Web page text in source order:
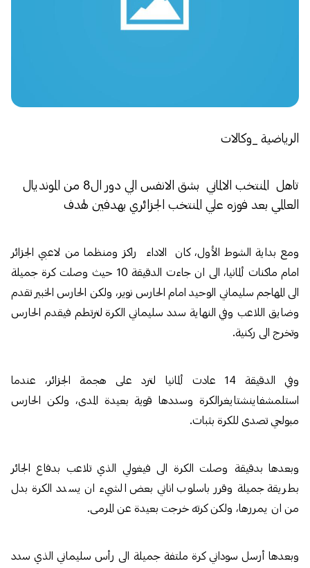
الرياضية _وكالات
تاهل المنتخب الالماني بشق الانفس الي دور ال8 من المونديال
العالمي بعد فوزه علي المنتخب الجزائري بهدفين لهدف
ومع بداية الشوط الأول، كان الاداء راكز ومنظما من لاعبي الجزائر
امام ماكنات ألمانيا، الى ان جاءت الدقيقة 10 حيث وصلت كرة جميلة
الى المهاجم سليماني الوحيد امام الحارس نوير، ولكن الحارس الخبير تقدم
وضايق اللاعب وفي النهاية سدد سليماني الكرة لترتطم فيقدم الحارس
وتخرج الى ركنية.
وفي الدقيقة 14 عادت ألمانيا لترد على هجمة الجزائر، عندما
استلمشفاينشتايغرالكرة وسددها قوية بعيدة المدى، ولكن الحارس
مبولحي تصدى للكرة بثبات.
وبعدها بدقيقة وصلت الكرة الى فيغولي الذي تلاعب بدفاع الجائر
بطريقة جميلة وقرر باسلوب اناني بعض الشيء ان يسدد الكرة بدل
من ان يمررها، ولكن كرته خرجت بعيدة عن المرمى.
وبعدها أرسل سوداني كرة ملتفة جميلة الى رأس سليماني الذي سدد